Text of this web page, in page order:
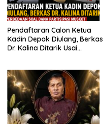
Pendaftaran Calon Ketua
Kadin Depok Diulang, Berkas
Dr. Kalina Ditarik Usai